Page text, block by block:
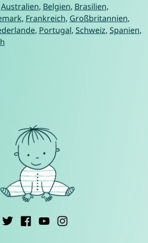
Australien, Belgien, Brasilien,
, Frankreich, Großbritannien,
, Portugal, Schweiz, Spanien,